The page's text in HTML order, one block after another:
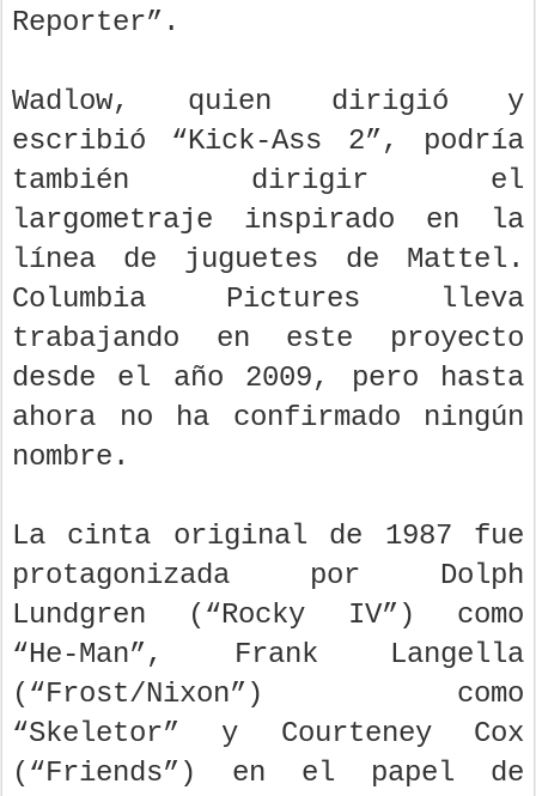
Reporter”.
Wadlow, quien dirigió y
escribió “Kick-Ass 2”, podría
también dirigir el
largometraje inspirado en la
línea de juguetes de Mattel.
Columbia Pictures lleva
trabajando en este proyecto
desde el año 2009, pero hasta
ahora no ha confirmado ningún
nombre.
La cinta original de 1987 fue
protagonizada por Dolph
Lundgren (“Rocky IV”) como
“He-Man”, Frank Langella
(“Frost/Nixon”) como
“Skeletor” y Courteney Cox
(“Friends”) en el papel de